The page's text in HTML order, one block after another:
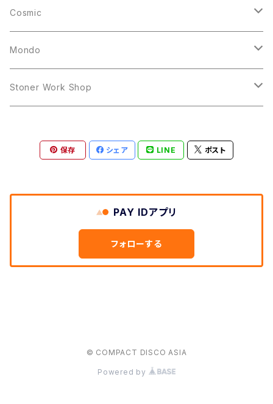
10inch
12inch
LP
12inch
Cosmic
12inch
LP
Mondo
LP
Stoner Work Shop
保存 シェア LINE ポスト
PAY IDアプリ
フォローする
© COMPACT DISCO ASIA
Powered by